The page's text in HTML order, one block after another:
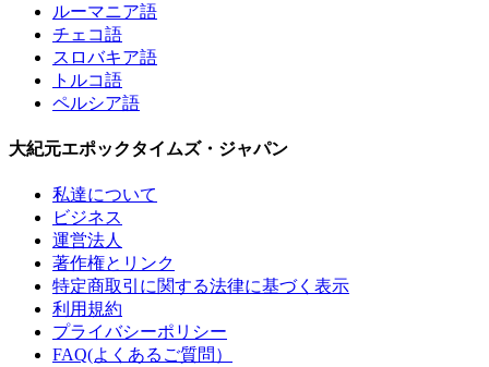
ルーマニア語
チェコ語
スロバキア語
トルコ語
ペルシア語
大紀元エポックタイムズ・ジャパン
私達について
ビジネス
運営法人
著作権とリンク
特定商取引に関する法律に基づく表示
利用規約
プライバシーポリシー
FAQ(よくあるご質問）